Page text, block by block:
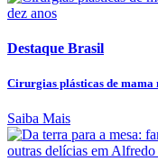
Destaque Brasil
Cirurgias plásticas de mama
Saiba Mais